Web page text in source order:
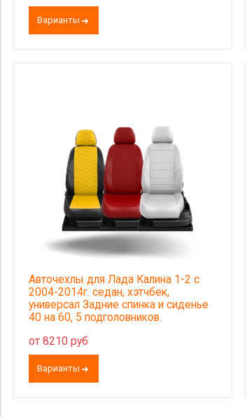
Варианты
Авточехлы для Лада Калина 1-2 с
2004-2014г. седан, хэтчбек,
универсал Задние спинка и сиденье
40 на 60, 5 подголовников.
от 8210 руб
Варианты